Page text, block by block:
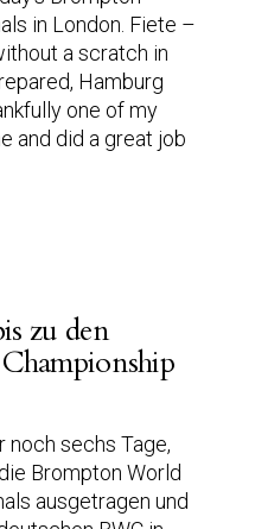
in London. Fiete –
a scratch in
Hamburg
one of my
and did a great job
zu den
noch sechs Tage,
Brompton World
ausgetragen und